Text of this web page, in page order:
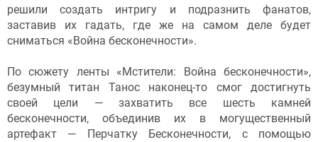
решили создать интригу и подразнить фанатов,
заставив их гадать, где же на самом деле будет
сниматься «Война бесконечности».
По сюжету ленты «Мстители: Война бесконечности»,
безумный титан Танос наконец-то смог достигнуть
своей цели — захватить все шесть камней
бесконечности, объединив их в могущественный
артефакт — Перчатку Бесконечности, с помощью